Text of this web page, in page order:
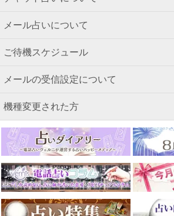
メール占いについて
ご待機スケジュール
メールの受信設定について
機種変更された方